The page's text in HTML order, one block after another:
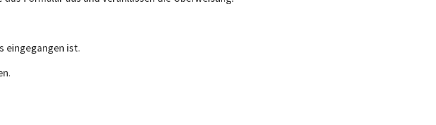
eingegangen ist.